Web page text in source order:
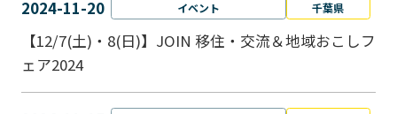
2024-11-20 イベント 千葉県
【12/7(土)・8(日)】JOIN 移住・交流＆地域おこしフ
ェア2024